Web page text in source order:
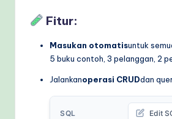
Fitur:
Masukan otomatisuntuk
5 buku contoh, 3 pelanggan, 2
Jalankanoperasi CRUDdan
SQL Edit